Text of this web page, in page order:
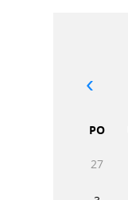
PO
27